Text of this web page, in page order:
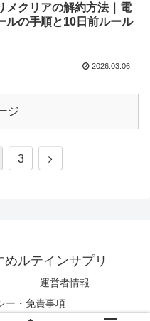
メクリアの解約方法｜電
ルの手順と10日前ルール
2026.03.06
ジ
3
次
めルテインサプリ
運営者情報
ー・免責事項